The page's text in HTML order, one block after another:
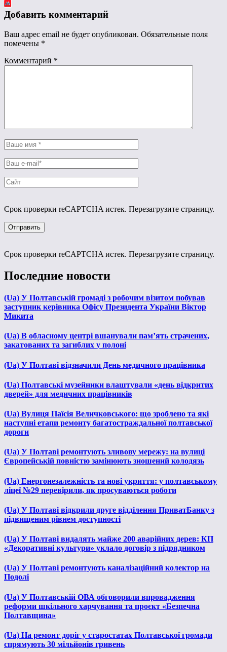
Добавить комментарий
Ваш адрес email не будет опубликован. Обязательные поля
помечены *
Комментарий *
Срок проверки reCAPTCHA истек. Перезагрузите страницу.
Срок проверки reCAPTCHA истек. Перезагрузите страницу.
Последние новости
(Ua) У Полтавській громаді з робочим візитом побував
заступник керівника Офісу Президента України Віктор
Микита
(Ua) В обласному центрі вшанували пам’ять страчених,
закатованих та загиблих у полоні
(Ua) У Полтаві відзначили День медичного працівника
(Ua) Полтавські музейники влаштували «день відкритих
дверей» для медичних працівників
(Ua) Вулиця Паїсія Величковського: що зроблено та які
наступні етапи ремонту багатостраждальної полтавської
дороги
(Ua) У Полтаві ремонтують зливову мережу: на вулиці
Європейській повністю замінюють зношений колодязь
(Ua) Енергонезалежність та нові укриття: у полтавському
ліцеї №29 перевірили, як просуваються роботи
(Ua) У Полтаві відкрили друге відділення ПриватБанку з
підвищеним рівнем доступності
(Ua) У Полтаві видалять майже 200 аварійних дерев: КП
«Декоративні культури» уклало договір з підрядником
(Ua) У Полтаві ремонтують каналізаційний колектор на
Подолі
(Ua) У Полтавській ОВА обговорили впровадження
реформи шкільного харчування та проєкт «Безпечна
Полтавщина»
(Ua) На ремонт доріг у старостатах Полтавської громади
спрямують 30 мільйонів гривень